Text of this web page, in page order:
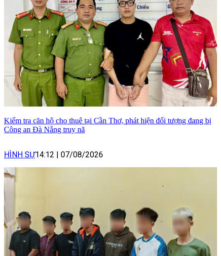
Kiểm tra căn hộ cho thuê tại Cần Thơ, phát hiện đối tượng đang bị
Công an Đà Nẵng truy nã
HÌNH SỰ14:12 07/08/2026